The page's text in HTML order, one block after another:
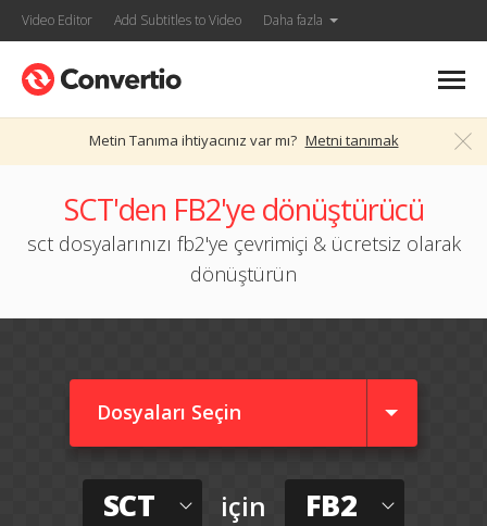
Video Editor Add Subtitles to Video Daha fazla
Metin Tanıma ihtiyacınız var mı? Metni tanımak
SCT'den FB2'ye dönüştürücü
sct dosyalarınızı fb2'ye çevrimiçi & ücretsiz olarak
dönüştürün
Dosyaları Seçin
SCT için FB2